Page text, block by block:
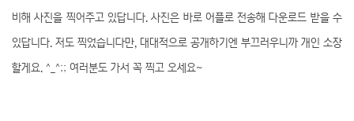
비해 사진을 찍어주고 있답니다. 사진은 바로 어플로 전송해 다운로드 받을 수
있답니다. 저도 찍었습니다만, 대대적으로 공개하기엔 부끄러우니까 개인 소장
할게요. ^_^;; 여러분도 가서 꼭 찍고 오세요~